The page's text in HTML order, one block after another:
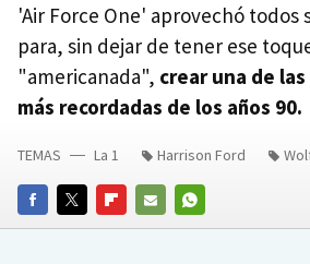
'Air Force One' aprovechó todos
para, sin dejar de tener ese
"americanada", crear una de
más recordadas de los años 90.
FACEBOOKTWITTERFLIPBOARD
E-
WHATSAPP
TEMAS La 1 Harrison Ford